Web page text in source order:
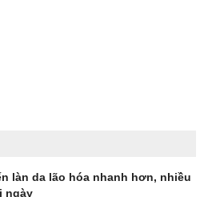
làn da lão hóa nhanh hơn, nhiều
ngày